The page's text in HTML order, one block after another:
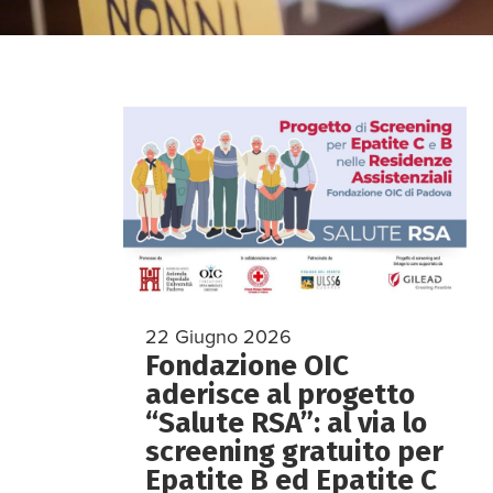
22 Giugno 2026
Fondazione OIC
aderisce al progetto
“Salute RSA”: al via lo
screening gratuito per
Epatite B ed Epatite C